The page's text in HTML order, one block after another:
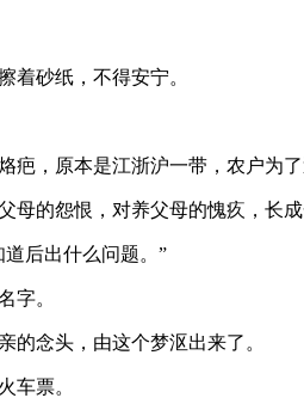
砂纸，不得安宁。
原本是江浙沪一带，农户为
的怨恨，对养父母的愧疚，长成
后出什么问题。”
字。
念头，由这个梦沤出来了。
车票。